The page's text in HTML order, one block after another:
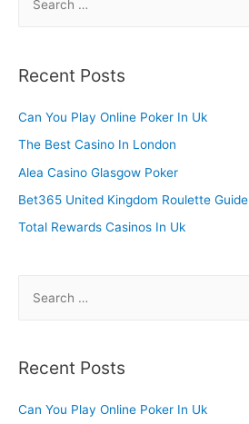
r
h
f
o
Recent Posts
Can You Play Online Poker In Uk
The Best Casino In London
Alea Casino Glasgow Poker
Bet365 United Kingdom Roulette Guide
Total Rewards Casinos In Uk
r
h
Recent Posts
Can You Play Online Poker In Uk